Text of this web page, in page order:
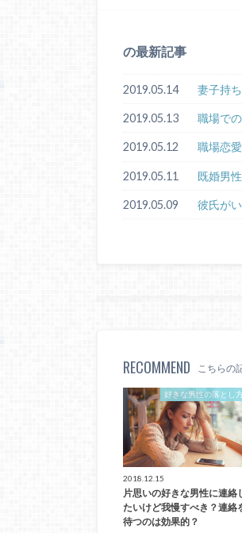
の最新記事
2019.05.14 妻子持
2019.05.13 職場で
2019.05.12 職場恋
2019.05.11 既婚男
2019.05.09 彼氏が
RECOMMEND こちらの
好きな男性の落とし
2018.12.15
片思いの好きな男性に連絡
たいけど我慢すべき？連絡
待つのは効果的？